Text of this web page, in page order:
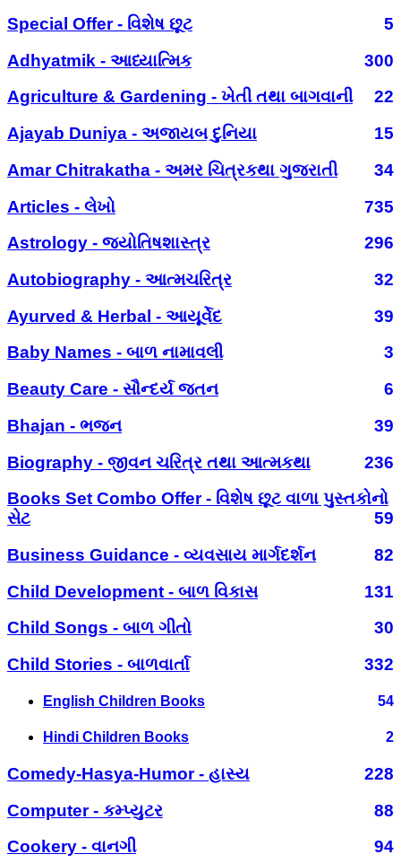
Special Offer - વિશેષ છૂટ
5
Adhyatmik - આધ્યાત્મિક
300
Agriculture & Gardening - ખેતી તથા બાગવાની
22
Ajayab Duniya - અજાયબ દુનિયા
15
Amar Chitrakatha - અમર ચિત્રકથા ગુજરાતી
34
Articles - લેખો
735
Astrology - જ્યોતિષશાસ્ત્ર
296
Autobiography - આત્મચરિત્ર
32
Ayurved & Herbal - આયૂર્વેદ
39
Baby Names - બાળ નામાવલી
3
Beauty Care - સૌન્દર્ય જતન
6
Bhajan - ભજન
39
Biography - જીવન ચરિત્ર તથા આત્મકથા
236
Books Set Combo Offer - વિશેષ છૂટ વાળા પુસ્તકોનો
સેટ
59
Business Guidance - વ્યવસાય માર્ગદર્શન
82
Child Development - બાળ વિકાસ
131
Child Songs - બાળ ગીતો
30
Child Stories - બાળવાર્તા
332
English Children Books 54
Hindi Children Books 2
Comedy-Hasya-Humor - હાસ્ય
228
Computer - કમ્પ્યુટર
88
Cookery - વાનગી
94